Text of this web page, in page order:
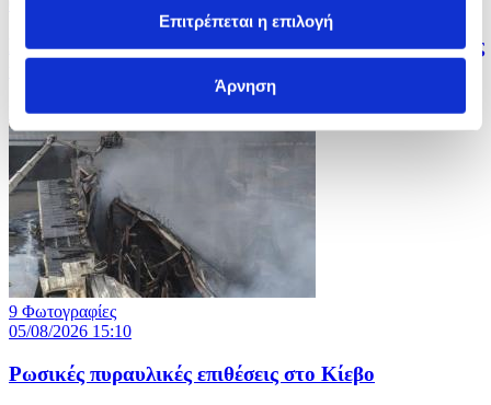
Επιτρέπεται η επιλογή
Άρνηση
Κλείνει πυρηνικούς αντιδραστήρες η Γαλλία εξαιτίας
ID: 10698686
9 Φωτογραφίες
05/08/2026 15:10
Ρωσικές πυραυλικές επιθέσεις στο Κίεβο